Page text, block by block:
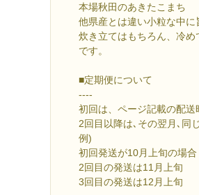
本場秋田のあきたこまち
他県産とは違い小粒な中に
炊き立てはもちろん、冷
です。
■定期便について
----
初回は、ページ記載の配送
2回目以降は､その翌月､同
例)
初回発送が10月上旬の場合
2回目の発送は11月上旬
3回目の発送は12月上旬